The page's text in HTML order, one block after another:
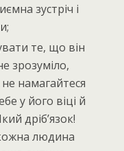
зустріч і
те, що він
зрозуміло,
намагайтеся
у його віці й
дріб’язок!
людина